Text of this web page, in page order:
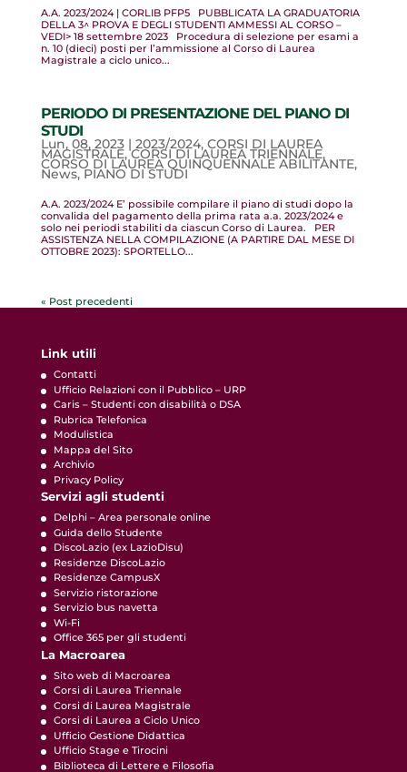
A.A. 2023/2024 | CORLIB PFP5 PUBBLICATA LA GRADUATORIA
DELLA 3^ PROVA E DEGLI STUDENTI AMMESSI AL CORSO –
VEDI> 18 settembre 2023 Procedura di selezione per esami a
n. 10 (dieci) posti per l’ammissione al Corso di Laurea
Magistrale a ciclo unico...
PERIODO DI PRESENTAZIONE DEL PIANO DI
STUDI
Lun, 08, 2023| 2023/2024, CORSI DI LAUREA
MAGISTRALE,CORSI DI LAUREA TRIENNALE,
CORSO DI LAUREA QUINQUENNALE ABILITANTE,
News,PIANO DI STUDI
A.A. 2023/2024 E’ possibile compilare il piano di studi dopo la
convalida del pagamento della prima rata a.a. 2023/2024 e
solo nei periodi stabiliti da ciascun Corso di Laurea. PER
ASSISTENZA NELLA COMPILAZIONE (A PARTIRE DAL MESE DI
OTTOBRE 2023): SPORTELLO...
« Post precedenti
Link utili
Contatti
Ufficio Relazioni con il Pubblico – URP
Caris – Studenti con disabilità o DSA
Rubrica Telefonica
Modulistica
Mappa del Sito
Archivio
Privacy Policy
Servizi agli studenti
Delphi – Area personale online
Guida dello Studente
DiscoLazio (ex LazioDisu)
Residenze DiscoLazio
Residenze CampusX
Servizio ristorazione
Servizio bus navetta
Wi-Fi
Office 365 per gli studenti
La Macroarea
Sito web di Macroarea
Corsi di Laurea Triennale
Corsi di Laurea Magistrale
Corsi di Laurea a Ciclo Unico
Ufficio Gestione Didattica
Ufficio Stage e Tirocini
Biblioteca di Lettere e Filosofia